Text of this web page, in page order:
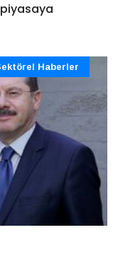
Haberler